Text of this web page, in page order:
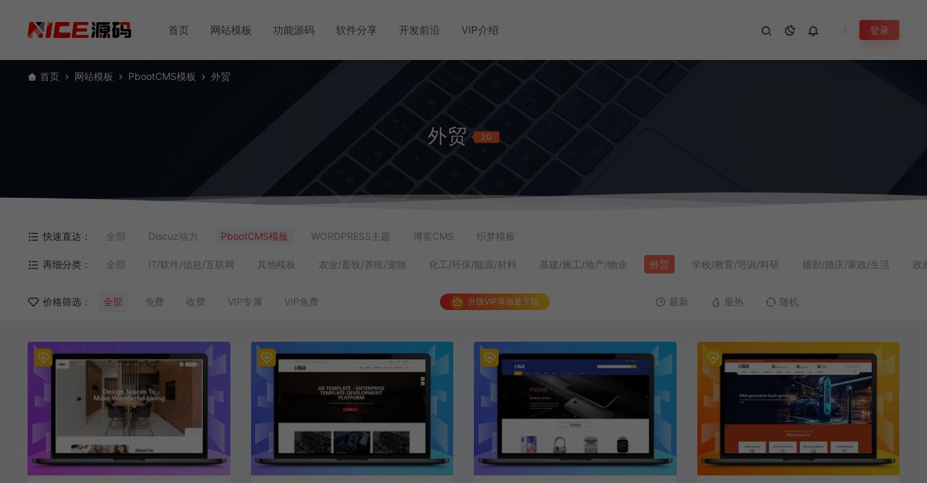
首页 网站模板 功能源码 软件分享 开发前沿 VIP介绍 登录
首页 网站模板 PbootCMS模板 外贸
外贸 20
快速直达： 全部 Discuz动力 PbootCMS模板 WORDPRESS主题 博客CMS 织梦模板
再细分类： 全部 IT/软件/信息/互联网 其他模板 农业/畜牧/养殖/宠物 化工/环保/能源/材料 基建/施工/地产/物业 外贸 学校/教育/培训/科研 摄影/婚庆/家政/生活 政
价格筛选： 全部 免费 收费 VIP专属 VIP免费 升级VIP享海量下载 最新 最热 随机